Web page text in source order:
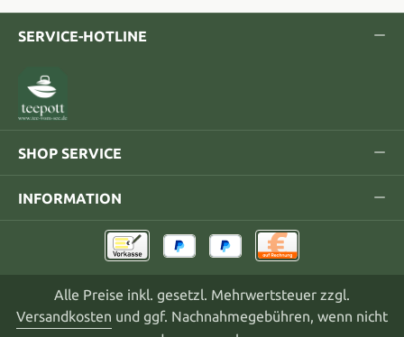
SERVICE-HOTLINE
SHOP SERVICE
INFORMATION
Alle Preise inkl. gesetzl. Mehrwertsteuer zzgl.
Versandkosten und ggf. Nachnahmegebühren, wenn nicht